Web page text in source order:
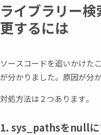
ライブラリー
更するには
ソースコードを追いかけた
が分かりました。原因が分
対処方法は 2つあります。
1. sys_pathsをnullに